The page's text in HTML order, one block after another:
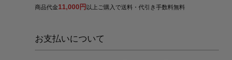
商品代金11,000円 以上ご購入で送料・代引き手数料無料
お支払いについて